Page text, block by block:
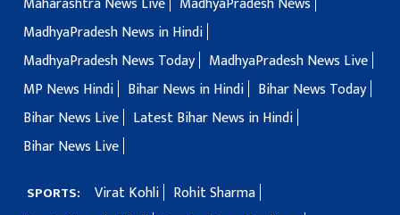
MadhyaPradesh News in Hindi
MadhyaPradesh News Today
MadhyaPradesh News Live
MP News Hindi
Bihar News in Hindi
Bihar News Today
Bihar News Live
Latest Bihar News in Hindi
Bihar News Live
SPORTS: Virat Kohli
Rohit Sharma